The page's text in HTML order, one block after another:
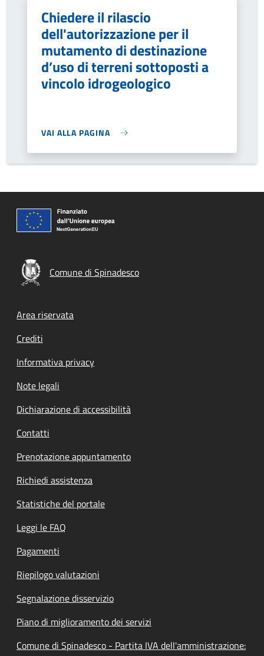
Chiedere il rilascio
dell'autorizzazione per il
mutamento di destinazione
d’uso di terreni sottoposti a
vincolo idrogeologico
VAI ALLA PAGINA
Comune di Spinadesco
Footer menu
Area riservata
Crediti
Informativa privacy
Note legali
Dichiarazione di accessibilità
Contatti
Prenotazione appuntamento
Richiedi assistenza
Statistiche del portale
Leggi le FAQ
Pagamenti
Riepilogo valutazioni
Segnalazione disservizio
Piano di miglioramento dei servizi
Comune di Spinadesco - Partita IVA dell'amministrazione: